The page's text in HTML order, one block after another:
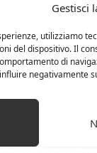
Gestisci
utilizziamo
del dispositivo. Il
di
negativamente
porta da 900
senza cloro e
dell’O2 può
può
migliorare
vengono generati